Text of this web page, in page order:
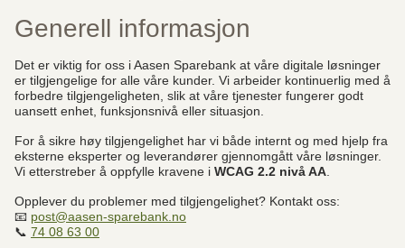
Generell informasjon
Det er viktig for oss i Aasen Sparebank at våre digitale løsninger
er tilgjengelige for alle våre kunder. Vi arbeider kontinuerlig med å
forbedre tilgjengeligheten, slik at våre tjenester fungerer godt
uansett enhet, funksjonsnivå eller situasjon.
For å sikre høy tilgjengelighet har vi både internt og med hjelp fra
eksterne eksperter og leverandører gjennomgått våre løsninger.
Vi etterstreber å oppfylle kravene i WCAG 2.2 nivå AA
Opplever du problemer med tilgjengelighet? Kontakt oss:
📧 post@aasen-sparebank.no
📞 74 08 63 00